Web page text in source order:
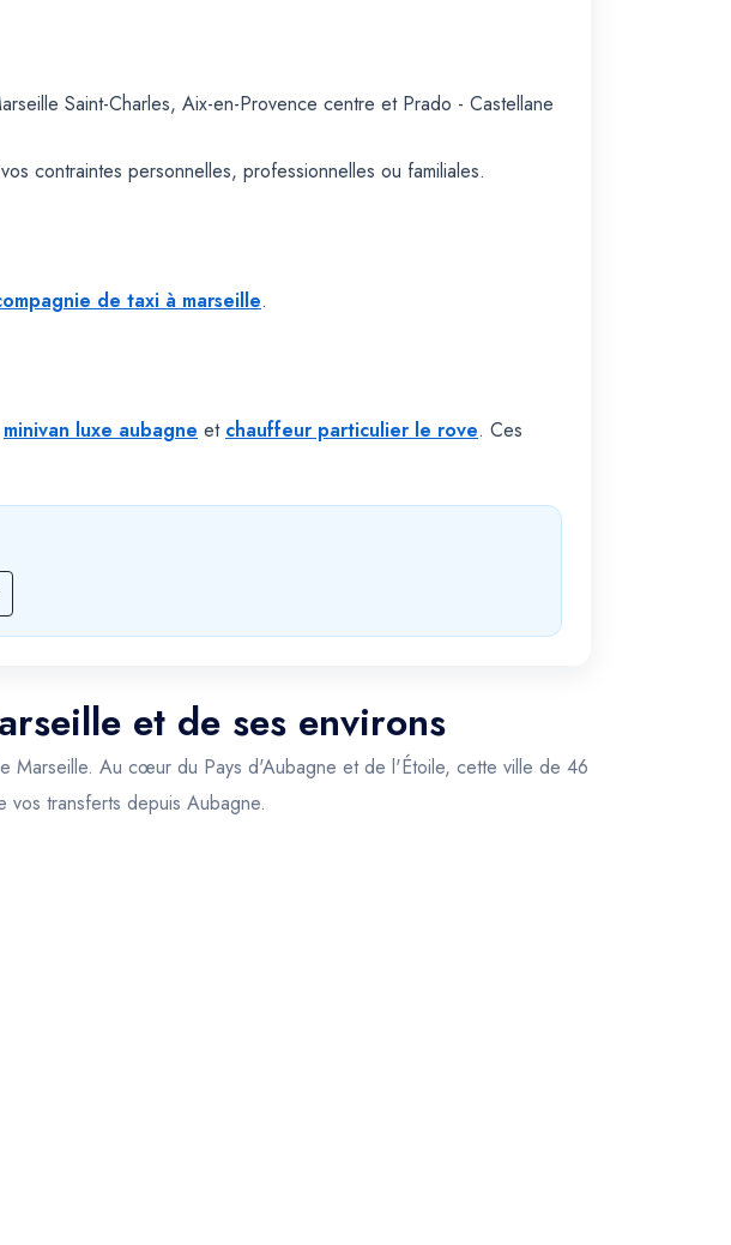
Saint-Charles, Aix-en-Provence centre et Prado - Castellane
contraintes personnelles, professionnelles ou familiales.
de taxi à marseille.
minivan luxe aubagne et chauffeur particulier le rove. Ces
et de ses environs
Marseille. Au cœur du Pays d'Aubagne et de l'Étoile, cette ville de 46
vos transferts depuis Aubagne.